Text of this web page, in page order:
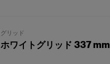
グリッド
ホワイトグリッド 337 mm